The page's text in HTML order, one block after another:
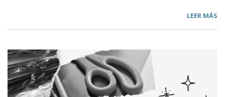
LEER MÁS